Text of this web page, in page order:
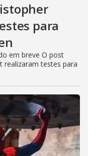
para
em breve O post
realizaram testes para